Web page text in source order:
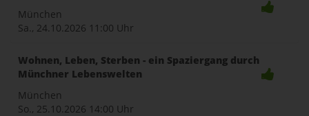
München
Sa., 24.10.2026 11:00 Uhr
Wohnen, Leben, Sterben - ein Spaziergang durch
Münchner Lebenswelten
München
So., 25.10.2026 14:00 Uhr